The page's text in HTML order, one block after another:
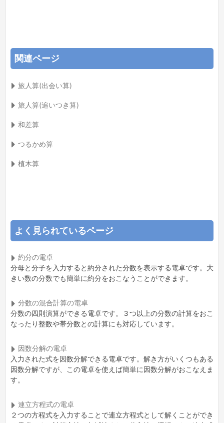
関連ページ
旅人算(出会い算)
旅人算(追いつき算)
和差算
つるかめ算
植木算
よく見られているページ
約分の電卓
分母と分子を入力すると約分された分数を表示する電卓です。大
きい数の分数でも簡単に約分をおこなうことができます。
分数の混合計算の電卓
分数の四則演算ができる電卓です。３つ以上の分数の計算をおこ
なったり整数や帯分数との計算にも対応しています。
因数分解の電卓
入力された式を因数分解できる電卓です。解き方がいくつもある
因数分解ですが、この電卓を使えば簡単に因数分解がおこなえま
す。
連立方程式の電卓
２つの方程式を入力することで連立方程式として解くことができ